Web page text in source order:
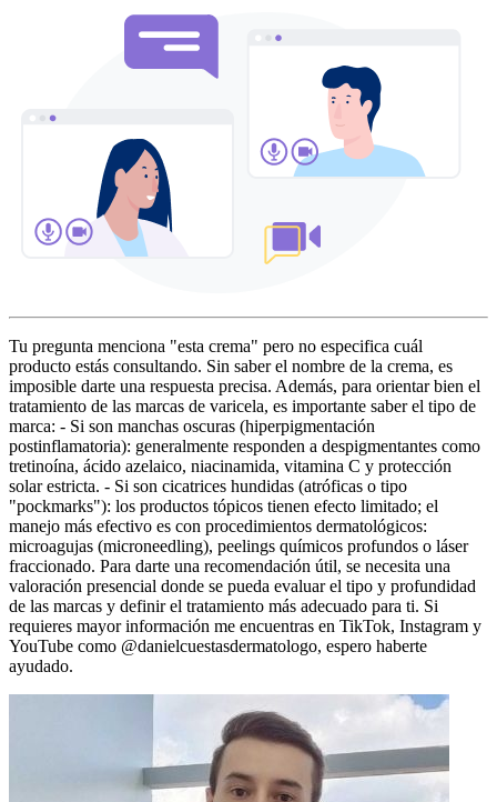
Tu pregunta menciona "esta crema" pero no especifica cuál
producto estás consultando. Sin saber el nombre de la crema, es
imposible darte una respuesta precisa. Además, para orientar bien el
tratamiento de las marcas de varicela, es importante saber el tipo de
marca: - Si son manchas oscuras (hiperpigmentación
postinflamatoria): generalmente responden a despigmentantes como
tretinoína, ácido azelaico, niacinamida, vitamina C y protección
solar estricta. - Si son cicatrices hundidas (atróficas o tipo
"pockmarks"): los productos tópicos tienen efecto limitado; el
manejo más efectivo es con procedimientos dermatológicos:
microagujas (microneedling), peelings químicos profundos o láser
fraccionado. Para darte una recomendación útil, se necesita una
valoración presencial donde se pueda evaluar el tipo y profundidad
de las marcas y definir el tratamiento más adecuado para ti. Si
requieres mayor información me encuentras en TikTok, Instagram y
YouTube como @danielcuestasdermatologo, espero haberte
ayudado.